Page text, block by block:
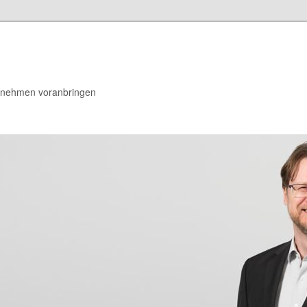
voranbringen